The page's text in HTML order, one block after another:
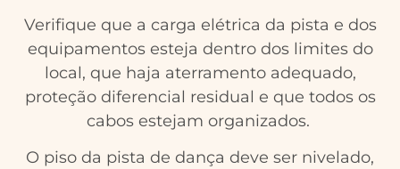
Verifique que a carga elétrica da pista e dos
equipamentos esteja dentro dos limites do
local, que haja aterramento adequado,
proteção diferencial residual e que todos os
cabos estejam organizados.
O piso da pista de dança deve ser nivelado,